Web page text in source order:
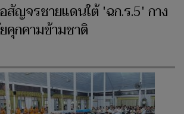
สัญจรชายแดนใต้ 'ฉก.ร.5' กาง
กคามข้ามชาติ